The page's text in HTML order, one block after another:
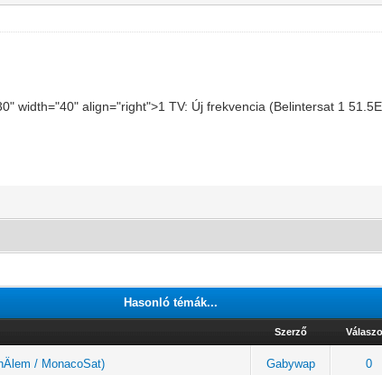
width="40" align="right">1 TV: Új frekvencia (Belintersat 1
Hasonló témák...
Szerző
/ MonacoSat) Gabywap 0